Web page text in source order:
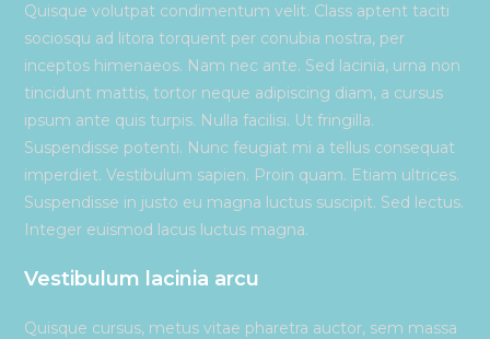
Quisque volutpat condimentum velit. Class aptent taciti
sociosqu ad litora torquent per conubia nostra, per
inceptos himenaeos. Nam nec ante. Sed lacinia, urna non
tincidunt mattis, tortor neque adipiscing diam, a cursus
ipsum ante quis turpis. Nulla facilisi. Ut fringilla.
Suspendisse potenti. Nunc feugiat mi a tellus consequat
imperdiet. Vestibulum sapien. Proin quam. Etiam ultrices.
Suspendisse in justo eu magna luctus suscipit. Sed lectus.
Integer euismod lacus luctus magna.
Vestibulum lacinia arcu
Quisque cursus, metus vitae pharetra auctor, sem massa